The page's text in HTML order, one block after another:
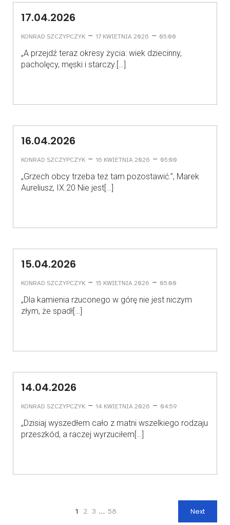
17.04.2026
KONRAD SZCZYPCZYK – 17 KWIETNIA 2026 – 05:00
„A przejdź teraz okresy życia: wiek dziecinny,
pacholęcy, męski i starczy.[…]
16.04.2026
KONRAD SZCZYPCZYK – 16 KWIETNIA 2026 – 05:00
„Grzech obcy trzeba też tam pozostawić.”, Marek
Aureliusz, IX.20 Nie jest[…]
15.04.2026
KONRAD SZCZYPCZYK – 15 KWIETNIA 2026 – 05:00
„Dla kamienia rzuconego w górę nie jest niczym
złym, że spadł[…]
14.04.2026
KONRAD SZCZYPCZYK – 14 KWIETNIA 2026 – 04:59
„Dzisiaj wyszedłem cało z matni wszelkiego rodzaju
przeszkód, a raczej wyrzuciłem[…]
1 2 3 … 58 Next